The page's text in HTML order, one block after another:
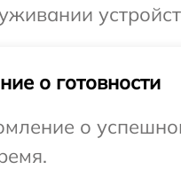
о готовности
о